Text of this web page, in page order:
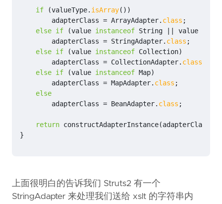
if (valueType. isArray())
adapterClass = ArrayAdapter. class ;
else if (value instanceof String value
adapterClass = StringAdapter. class ;
else if (value instanceof Collection)
adapterClass = CollectionAdapter. class
else if (value instanceof Map)
adapterClass = MapAdapter. class ;
else
adapterClass = BeanAdapter. class ;
return constructAdapterInstance(adapterClass
}
上面很明白的告诉我们 Struts2 有一个
StringAdapter 来处理我们送给 xslt 的字符串内